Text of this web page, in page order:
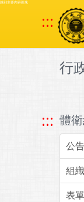
跳到主要內容區塊
:::
行
::: 體
公
組
表